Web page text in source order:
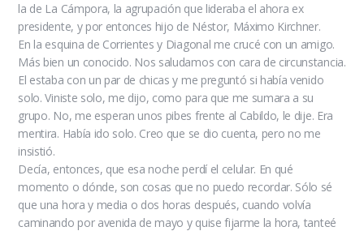
la de La Cámpora, la agrupación que lideraba el ahora ex
presidente, y por entonces hijo de Néstor, Máximo Kirchner.
En la esquina de Corrientes y Diagonal me crucé con un amigo.
Más bien un conocido. Nos saludamos con cara de circunstancia.
El estaba con un par de chicas y me preguntó si había venido
solo. Viniste solo, me dijo, como para que me sumara a su
grupo. No, me esperan unos pibes frente al Cabildo, le dije. Era
mentira. Había ido solo. Creo que se dio cuenta, pero no me
insistió.
Decía, entonces, que esa noche perdí el celular. En qué
momento o dónde, son cosas que no puedo recordar. Sólo sé
que una hora y media o dos horas después, cuando volvía
caminando por avenida de mayo y quise fijarme la hora, tanteé